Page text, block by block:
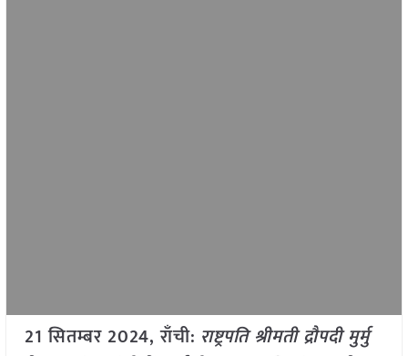
21 सितम्बर 2024, राँची: राष्ट्रपति श्रीमती द्रौपदी मुर्मु